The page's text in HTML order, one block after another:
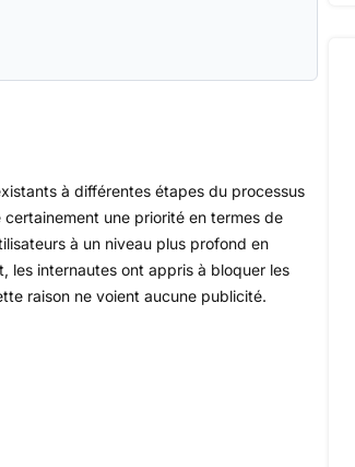
à différentes étapes du processus
une priorité en termes de
à un niveau plus profond en
les internautes ont appris à bloquer les
raison ne voient aucune publicité.